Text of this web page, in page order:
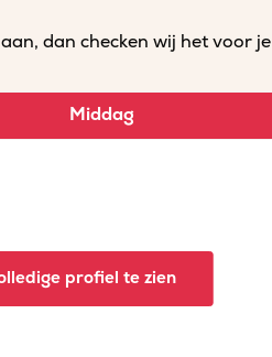
dan checken wij het voor je
Middag
profiel te zien